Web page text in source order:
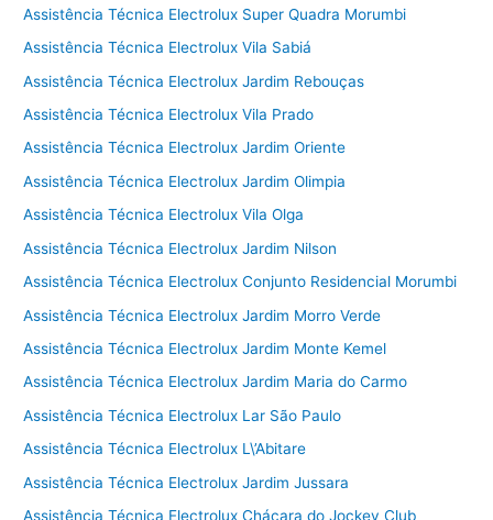
Assistência Técnica Electrolux Super Quadra Morumbi
Assistência Técnica Electrolux Vila Sabiá
Assistência Técnica Electrolux Jardim Rebouças
Assistência Técnica Electrolux Vila Prado
Assistência Técnica Electrolux Jardim Oriente
Assistência Técnica Electrolux Jardim Olimpia
Assistência Técnica Electrolux Vila Olga
Assistência Técnica Electrolux Jardim Nilson
Assistência Técnica Electrolux Conjunto Residencial Morumbi
Assistência Técnica Electrolux Jardim Morro Verde
Assistência Técnica Electrolux Jardim Monte Kemel
Assistência Técnica Electrolux Jardim Maria do Carmo
Assistência Técnica Electrolux Lar São Paulo
Assistência Técnica Electrolux L\’Abitare
Assistência Técnica Electrolux Jardim Jussara
Assistência Técnica Electrolux Chácara do Jockey Club